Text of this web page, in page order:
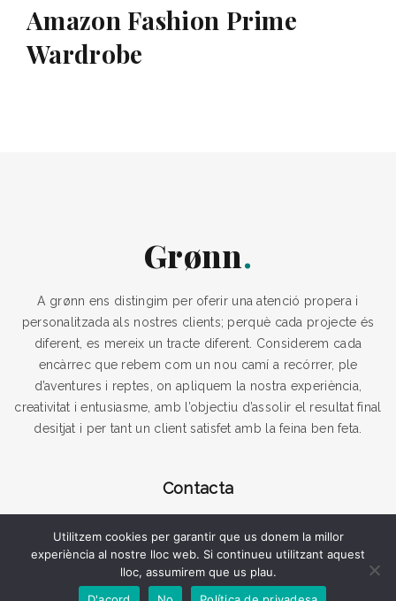
Amazon Fashion Prime
Wardrobe
Grønn
A grønn ens distingim per oferir una atenció propera i
personalitzada als nostres clients; perquè cada projecte és
diferent, es mereix un tracte diferent. Considerem cada
encàrrec que rebem com un nou camí a recórrer, ple
d’aventures i reptes, on apliquem la nostra experiència,
creativitat i entusiasme, amb l’objectiu d’assolir el resultat final
desitjat i per tant un client satisfet amb la feina ben feta.
Contacta
disseny@gronnstudio.com
Utilitzem cookies per garantir que us donem la millor
experiència al nostre lloc web. Si continueu utilitzant aquest
lloc, assumirem que us plau.